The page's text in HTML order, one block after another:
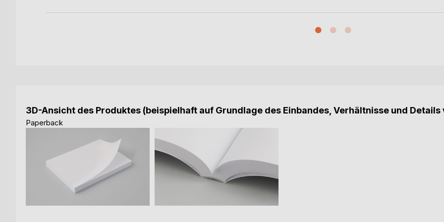
3D-Ansicht des Produktes (beispielhaft auf Grundlage des Einbandes, Verhältnisse und
Paperback